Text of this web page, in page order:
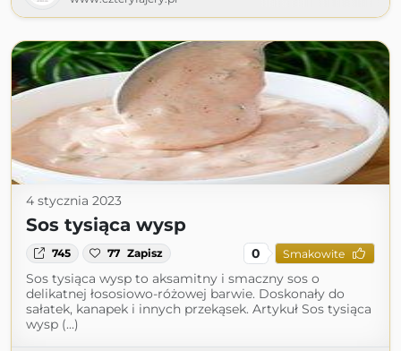
4 stycznia 2023
Sos tysiąca wysp
745 77 Zapisz 0 Smakowite
Sos tysiąca wysp to aksamitny i smaczny sos o
delikatnej łososiowo-różowej barwie. Doskonały do
sałatek, kanapek i innych przekąsek. Artykuł Sos tysiąca
wysp (...)